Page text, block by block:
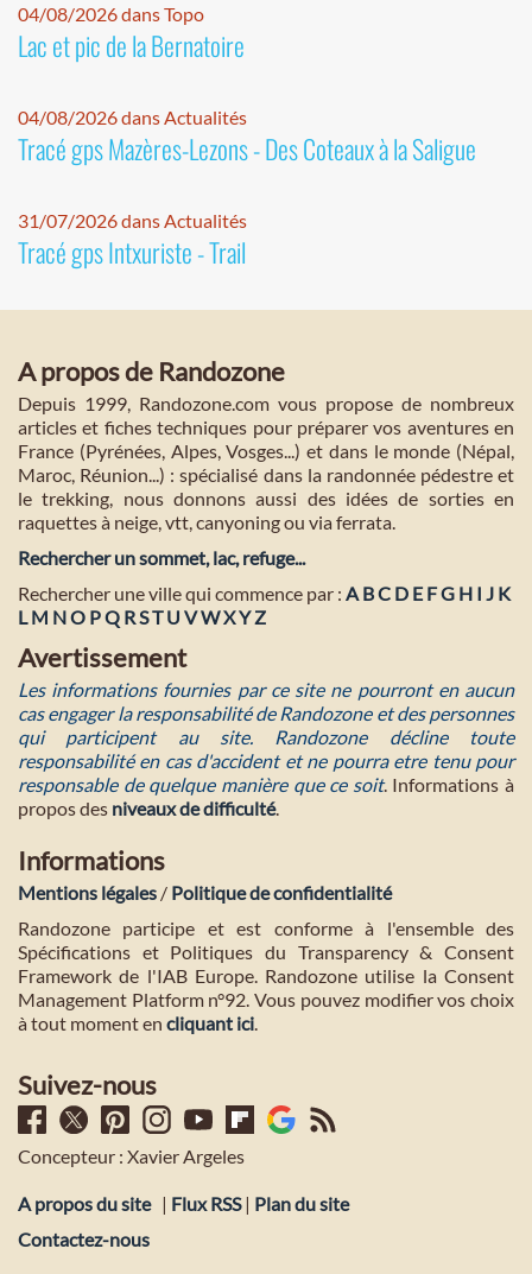
04/08/2026 dans Topo
Lac et pic de la Bernatoire
04/08/2026 dans Actualités
Tracé gps Mazères-Lezons - Des Coteaux à la Saligue
31/07/2026 dans Actualités
Tracé gps Intxuriste - Trail
A propos de Randozone
Depuis 1999, Randozone.com vous propose de nombreux
articles et fiches techniques pour préparer vos aventures en
France (Pyrénées, Alpes, Vosges...) et dans le monde (Népal,
Maroc, Réunion...) : spécialisé dans la randonnée pédestre et
le trekking, nous donnons aussi des idées de sorties en
raquettes à neige, vtt, canyoning ou via ferrata.
Rechercher un sommet, lac, refuge...
Rechercher une ville qui commence par : A BC D E FG H I J K
L M NO PQ R ST U VWXY Z
Avertissement
Les informations fournies par ce site ne pourront en aucun
cas engager la responsabilité de Randozone et des personnes
qui participent au site. Randozone décline toute
responsabilité en cas d'accident et ne pourra etre tenu pour
responsable de quelque manière que ce soit. Informations à
propos des niveaux de difficulté.
Informations
Mentions légales / Politique de confidentialité
Randozone participe et est conforme à l'ensemble des
Spécifications et Politiques du Transparency & Consent
Framework de l'IAB Europe. Randozone utilise la Consent
Management Platform n°92. Vous pouvez modifier vos choix
à tout moment en cliquant ici
Suivez-nous
Concepteur : Xavier Argeles
A propos du site | Flux RSS| Plan du site
Contactez-nous